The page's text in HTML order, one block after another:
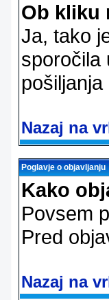
Ob kliku
Ja, tako
sporočila
Nazaj na
Poglavje o objavljanju
Kako
Povsem
Pred
Nazaj na